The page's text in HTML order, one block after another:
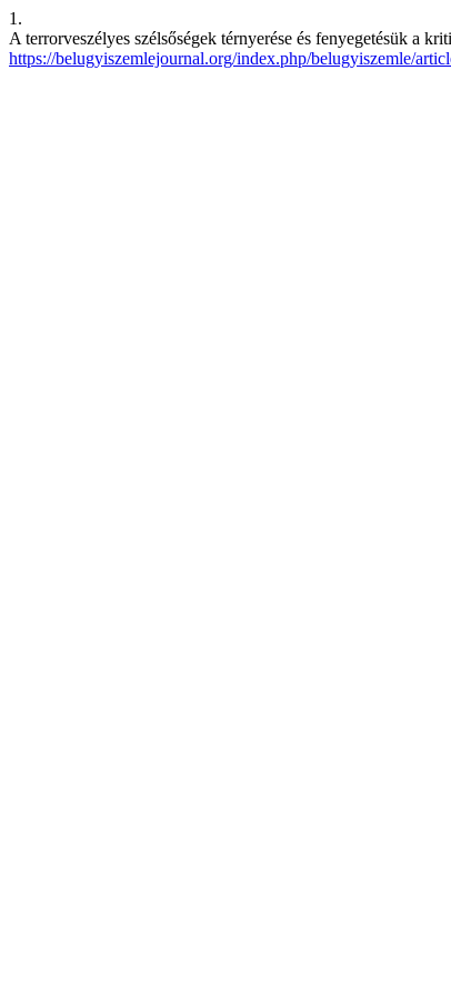
1.
A terrorveszélyes szélsőségek térnyerése és fenyegetésük a
https://belugyiszemlejournal.org/index.php/belugyiszemle/